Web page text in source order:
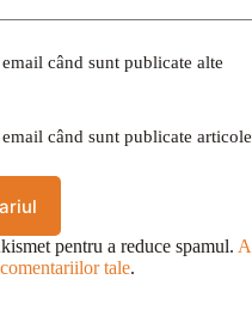
când sunt publicate alte
când sunt publicate
pentru a reduce spamul.
tale.